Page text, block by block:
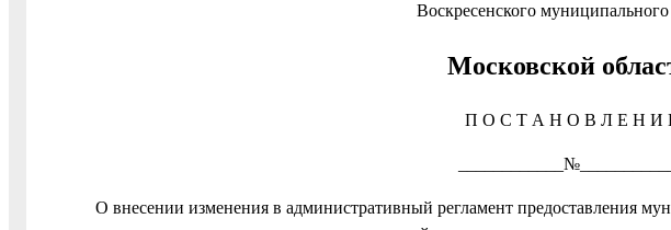
Воскресенского
Московской
П О С Т А Н О В Л Е Н И
О внесении изменения в административный регламент предоставления